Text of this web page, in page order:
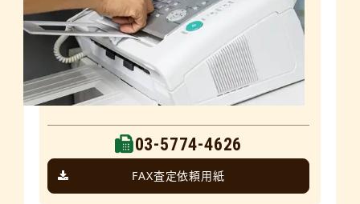
03-5774-4626
FAX査定依頼用紙